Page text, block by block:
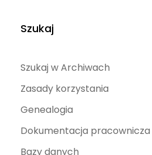
Szukaj
Szukaj w Archiwach
Zasady korzystania
Genealogia
Dokumentacja pracownicza
Bazy danych